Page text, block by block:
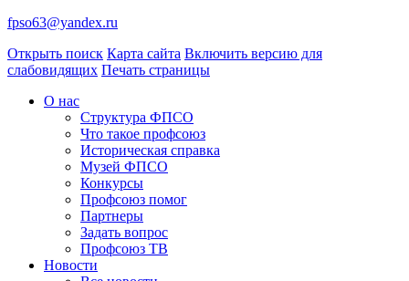
fpso63@yandex.ru
Открыть поиск Карта сайта Включить версию для
слабовидящих Печать страницы
О нас
Структура ФПСО
Что такое профсоюз
Историческая справка
Музей ФПСО
Конкурсы
Профсоюз помог
Партнеры
Задать вопрос
Профсоюз ТВ
Новости